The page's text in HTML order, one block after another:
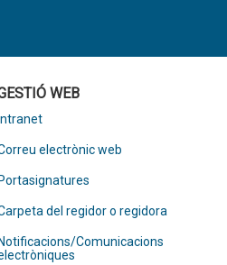
WEB
Intranet
electrònic web
Portasignatures
del regidor o regidora
Notificacions/Comunicacions